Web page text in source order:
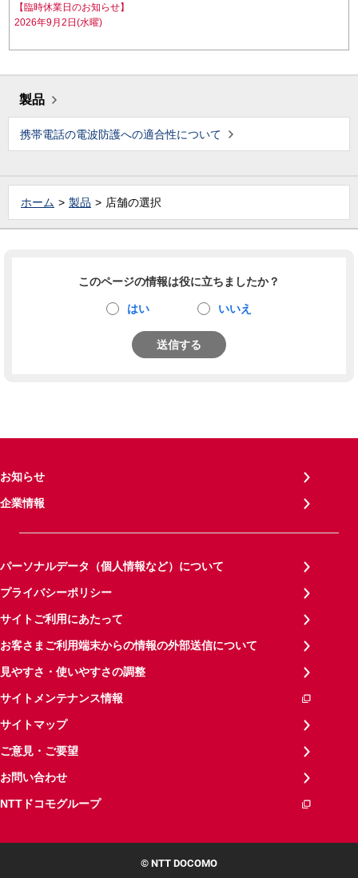
【臨時休業日のお知らせ】
2026年9月2日(水曜)
製品
携帯電話の電波防護への適合性について
ホーム 製品 店舗の選択
このページの情報は役に立ちましたか？
はい いいえ
送信する
お知らせ
企業情報
パーソナルデータ（個人情報など）について
プライバシーポリシー
サイトご利用にあたって
お客さまご利用端末からの情報の外部送信について
見やすさ・使いやすさの調整
サイトメンテナンス情報
サイトマップ
ご意見・ご要望
お問い合わせ
NTTドコモグループ
© NTT DOCOMO